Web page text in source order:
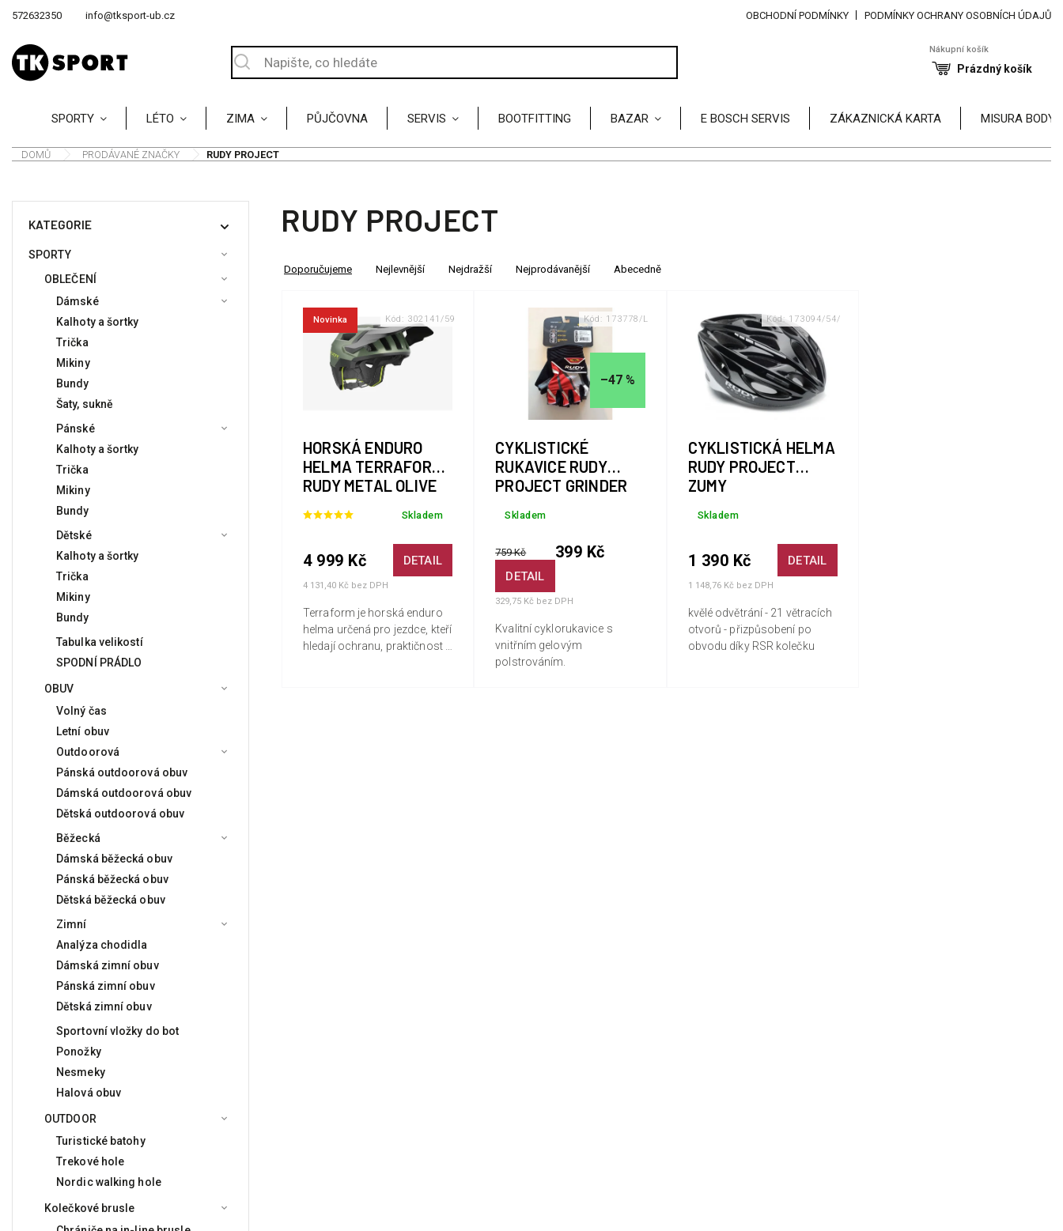
572632350 info@tksport-ub.cz OBCHODNÍ PODMÍNKY PODMÍNKY OCHRANY OSOBNÍCH ÚDAJŮ
Nákupní košík
Prázdný košík
SPORTY LÉTO ZIMA PŮJČOVNA SERVIS BOOTFITTING BAZAR E BOSCH SERVIS ZÁKAZNICKÁ KARTA MISURA BODY
DOMŮ PRODÁVANÉ ZNAČKY RUDY PROJECT
KATEGORIE
SPORTY
OBLEČENÍ
Dámské
Kalhoty a šortky
Trička
Mikiny
Bundy
Šaty, sukně
Pánské
Kalhoty a šortky
Trička
Mikiny
Bundy
Dětské
Kalhoty a šortky
Trička
Mikiny
Bundy
Tabulka velikostí
SPODNÍ PRÁDLO
OBUV
Volný čas
Letní obuv
Outdoorová
Pánská outdoorová obuv
Dámská outdoorová obuv
Dětská outdoorová obuv
Běžecká
Dámská běžecká obuv
Pánská běžecká obuv
Dětská běžecká obuv
Zimní
Analýza chodidla
Dámská zimní obuv
Pánská zimní obuv
Dětská zimní obuv
Sportovní vložky do bot
Ponožky
Nesmeky
Halová obuv
OUTDOOR
Turistické batohy
Trekové hole
Nordic walking hole
Kolečkové brusle
RUDY PROJECT
Doporučujeme Nejlevnější Nejdražší Nejprodávanější Abecedně
Novinka
HORSKÁ ENDURO
HELMA TERRAFORM
RUDY METAL OLIVE
Skladem
DETAIL
4 131,40 Kč bez DPH
4 999 Kč
Terraform je horská enduro
helma určená pro jezdce, kteří
hledají ochranu, praktičnost a
Kód: 302141/59
–47 %
CYKLISTICKÉ
RUKAVICE RUDY
PROJECT GRINDER
Skladem
DETAIL
329,75 Kč bez DPH
759 Kč 399 Kč
Kvalitní cyklorukavice s
vnitřním gelovým
polstrováním.
Kód: 173778/L
CYKLISTICKÁ HELMA
RUDY PROJECT
ZUMY
Skladem
DETAIL
1 148,76 Kč bez DPH
1 390 Kč
kvělé odvětrání - 21 větracích
otvorů - přizpůsobení po
obvodu díky RSR kolečku
Kód: 173094/54/